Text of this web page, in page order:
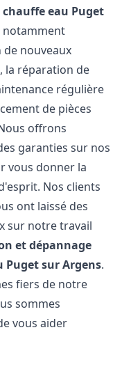
eau Puget
notamment
nouveaux
la réparation de
régulière
de pièces
offrons
garanties sur nos
vous donner la
Nos clients
ont laissé des
sur notre travail
et dépannage
Puget sur Argens.
fiers de notre
sommes
vous aider